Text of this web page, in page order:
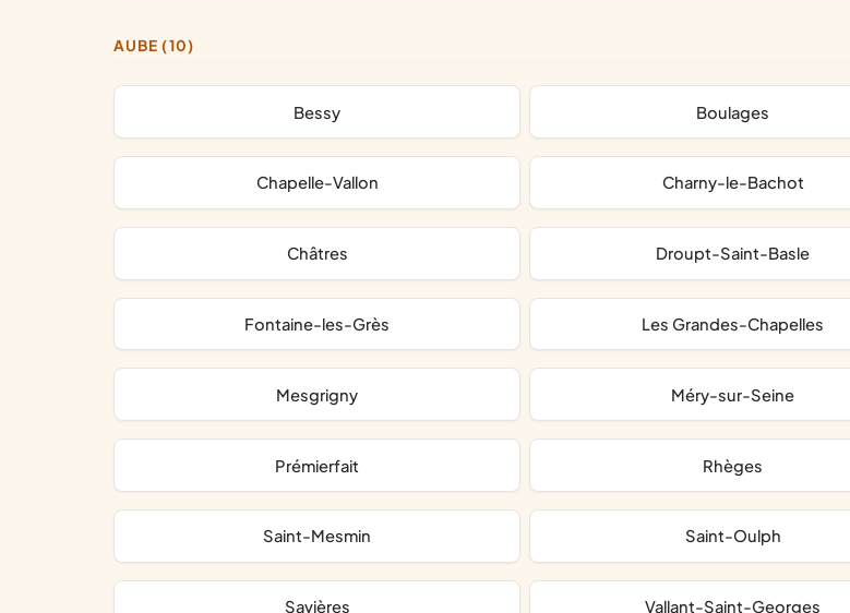
AUBE (10)
Bessy Boulages
Chapelle-Vallon Charny-le-Bachot
Châtres Droupt-Saint-Basle
Fontaine-les-Grès Les Grandes-Chapelles
Mesgrigny Méry-sur-Seine
Prémierfait Rhèges
Saint-Mesmin Saint-Oulph
Savières Vallant-Saint-Georges